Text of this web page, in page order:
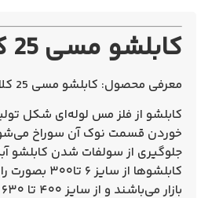
کابلشو مسی 25 کلاته
معرفی محصول: کابلشو مسی 25 کلاته ضخیم
کابلشو از فلز مس لوله‌ای شکل
خوردن قسمت نوک آن سوراخ
جلوگیری از سولفات شدن کابلشو
کابلشوها از